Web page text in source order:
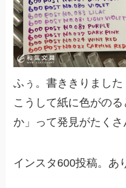
ふぅ。書ききりました
こうして紙に色がの
か」って発見がたくさ
インスタ600投稿。あ